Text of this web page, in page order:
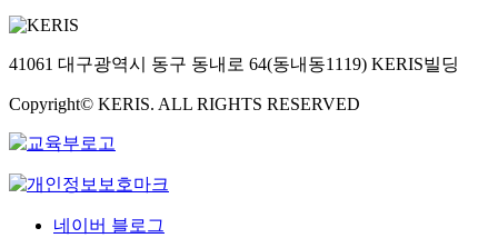
41061 대구광역시 동구 동내로 64(동내동1119) KERIS빌딩
Copyright© KERIS. ALL RIGHTS RESERVED
네이버 블로그